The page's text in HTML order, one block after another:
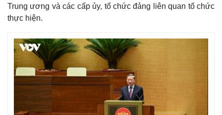
Lịch thi đấu bóng đá
Thế giới thể thao
Xe máy
Trung ương và các cấp ủy, tổ chức đảng liên quan tổ chức
thực hiện.